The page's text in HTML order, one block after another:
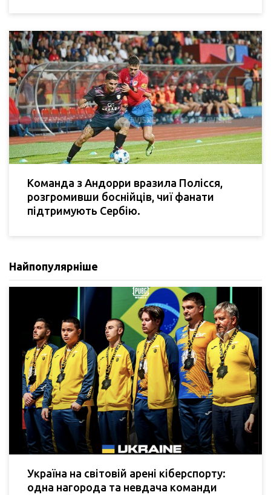
Команда з Андорри вразила Полісся,
розгромивши боснійців, чиї фанати
підтримують Сербію.
Найпопулярніше
Україна на світовій арені кіберспорту:
одна нагорода та невдача команди